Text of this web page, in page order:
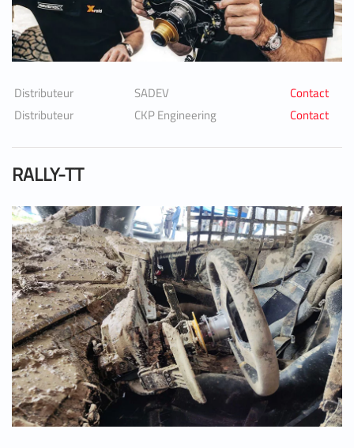
Distributeur SADEV
Contact
Distributeur
CKP Engineering Contact
RALLY-TT